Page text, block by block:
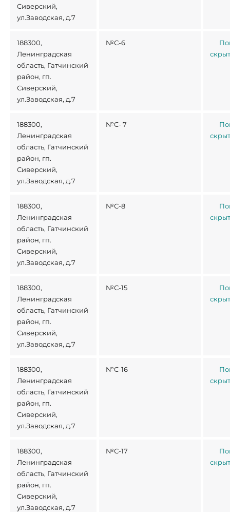
Сиверский,
ул.Заводская, д.7
188300,
Ленинградская
область, Гатчинский
район, гп.
Сиверский,
ул.Заводская, д.7
№С-6
188300,
Ленинградская
область, Гатчинский
район, гп.
Сиверский,
ул.Заводская, д.7
№С- 7
188300,
Ленинградская
область, Гатчинский
район, гп.
Сиверский,
ул.Заводская, д.7
№С-8
188300,
Ленинградская
область, Гатчинский
район, гп.
Сиверский,
ул.Заводская, д.7
№С-15
188300,
Ленинградская
область, Гатчинский
район, гп.
Сиверский,
ул.Заводская, д.7
№С-16
188300,
Ленинградская
область, Гатчинский
район, гп.
Сиверский,
ул.Заводская, д.7
№С-17